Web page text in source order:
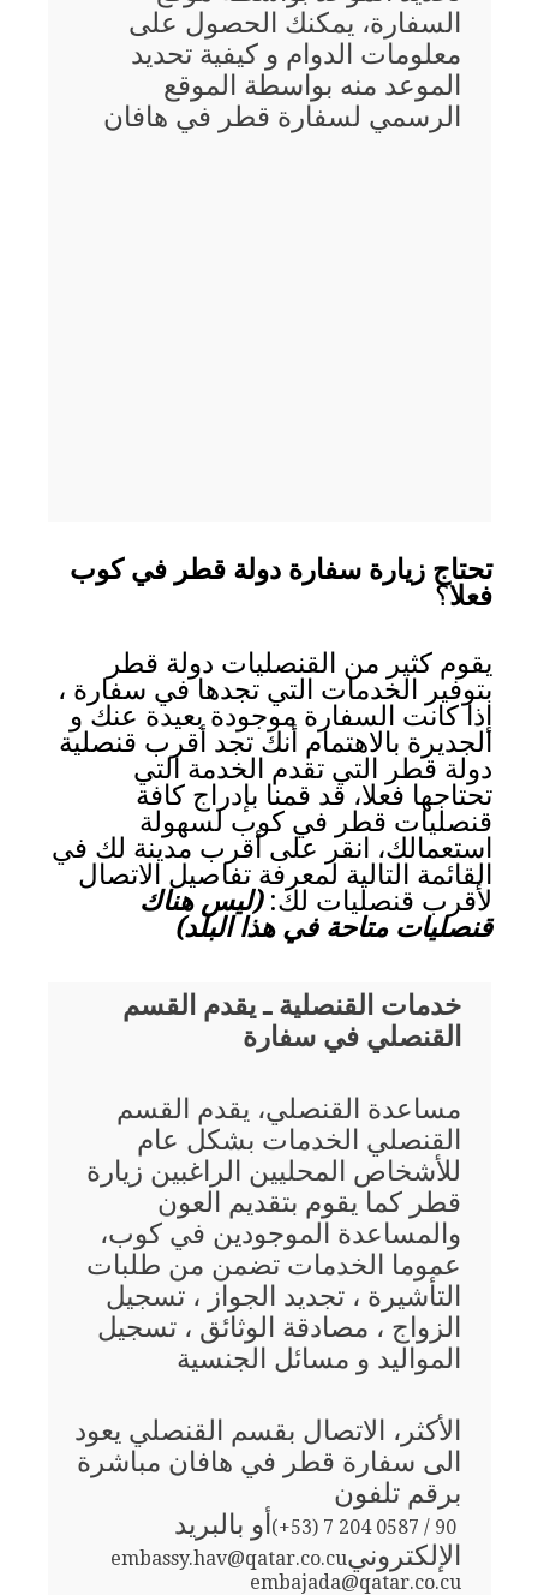
السفارة، يمكنك الحصول على
معلومات الدوام و كيفية تحديد
الموعد منه بواسطة الموقع
الرسمي لسفارة قطر في هافان
تحتاج زيارة سفارة دولة قطر في كوب
فعلا؟
يقوم كثير من القنصليات دولة قطر
بتوفير الخدمات التي تجدها في سفارة ،
إذا كانت السفارة موجودة بعيدة عنك و
الجديرة بالاهتمام أنك تجد أقرب قنصلية
دولة قطر التي تقدم الخدمة التي
تحتاجها فعلا، قد قمنا بإدراج كافة
قنصليات قطر في كوب لسهولة
استعمالك، انقر على أقرب مدينة لك في
القائمة التالية لمعرفة تفاصيل الاتصال
لأقرب قنصليات لك:(ليس هناك
قنصليات متاحة في هذا البلد)
خدمات القنصلية ـ يقدم القسم
القنصلي في سفارة
مساعدة القنصلي، يقدم القسم
القنصلي الخدمات بشكل عام
للأشخاص المحليين الراغبين زيارة
قطر كما يقوم بتقديم العون
والمساعدة الموجودين في كوب،
عموما الخدمات تضمن من طلبات
التأشيرة ، تجديد الجواز ، تسجيل
الزواج ، مصادقة الوثائق ، تسجيل
المواليد و مسائل الجنسية
الأكثر، الاتصال بقسم القنصلي يعود
الى سفارة قطر في هافان مباشرة
برقم تلفون
(+53) 7 204 0587 / 90أو بالبريد
الإلكترونيembassy.hav@qatar.co.cu
embajada@qatar.co.cu